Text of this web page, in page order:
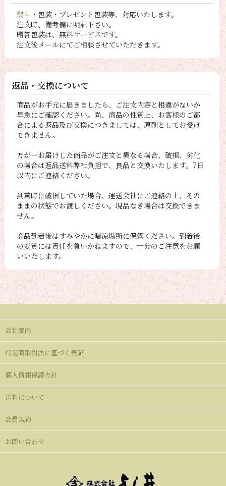
熨斗 ・包装・プレゼント包装等、対応いたします。
注文時、備考欄に明記下さい。
贈答包装は、無料サービスです。
注文後メールにてご相談させていただきます。
返品・交換について
商品がお手元に届きましたら、ご注文内容と相違がないか
早急にご確認ください。尚、商品の性質上、お客様のご都
合による返品及び交換につきましては、原則としてお受け
できません。
万が一お届けした商品がご注文と異なる場合、破損、劣化
の場合は返品送料弊社負担で、良品と交換いたします。7日
以内にご連絡ください。
到着時に破損していた場合、運送会社にご連絡の上、その
ままの状態でお渡しください。現品なき場合は交換できま
せん。
商品到着後はすみやかに暗涼場所に保管ください。到着後
の変質には責任を負いかねますので、十分のご注意をお願
いいたします。
会社案内
特定商取引法に基づく表記
個人情報保護方針
送料について
会員規約
お問い合わせ